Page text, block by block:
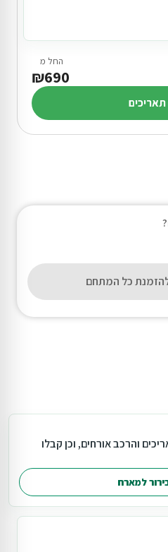
החל מ
₪690
כל המתחם
והרכב אורחים, וכן קבלו
למארח